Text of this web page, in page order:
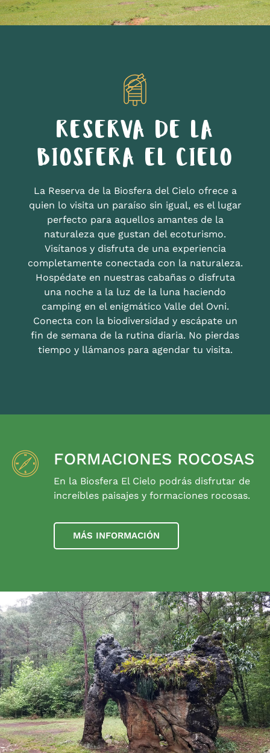
RESERVA DE LA
BIOSFERA EL CIELO
La Reserva de la Biosfera del Cielo ofrece a
quien lo visita un paraíso sin igual, es el lugar
perfecto para aquellos amantes de la
naturaleza que gustan del ecoturismo.
Visítanos y disfruta de una experiencia
completamente conectada con la naturaleza.
Hospédate en nuestras cabañas o disfruta
una noche a la luz de la luna haciendo
camping en el enigmático Valle del Ovni.
Conecta con la biodiversidad y escápate un
fin de semana de la rutina diaria. No pierdas
tiempo y llámanos para agendar tu visita.
FORMACIONES ROCOSAS
En la Biosfera El Cielo podrás disfrutar de
increíbles paisajes y formaciones rocosas.
MÁS INFORMACIÓN